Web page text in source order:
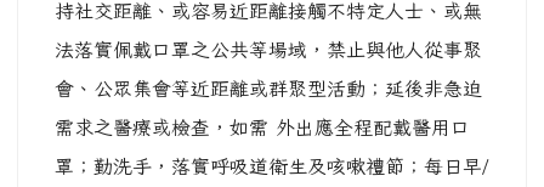
持社交距離、或容易近距離接觸不特定人士、或無
法落實佩戴口罩之公共等場域，禁止與他人從事聚
會、公眾集會等近距離或群聚型活動；延後非急迫
需求之醫療或檢查，如需 外出應全程配戴醫用口
罩；勤洗手，落實呼吸道衛生及咳嗽禮節；每日早/